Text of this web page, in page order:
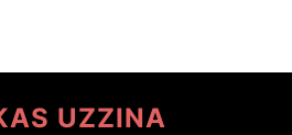
UZZINA